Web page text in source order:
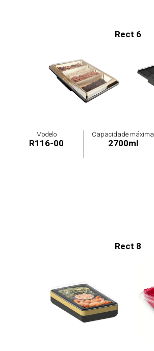
Rect 6
Modelo
R116-00
Capacidade máxima
2700ml
Rect 8